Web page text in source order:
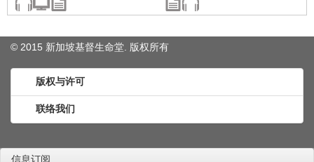
© 2015 新加坡基督生命堂. 版权所有
版权与许可
联络我们
信息订阅